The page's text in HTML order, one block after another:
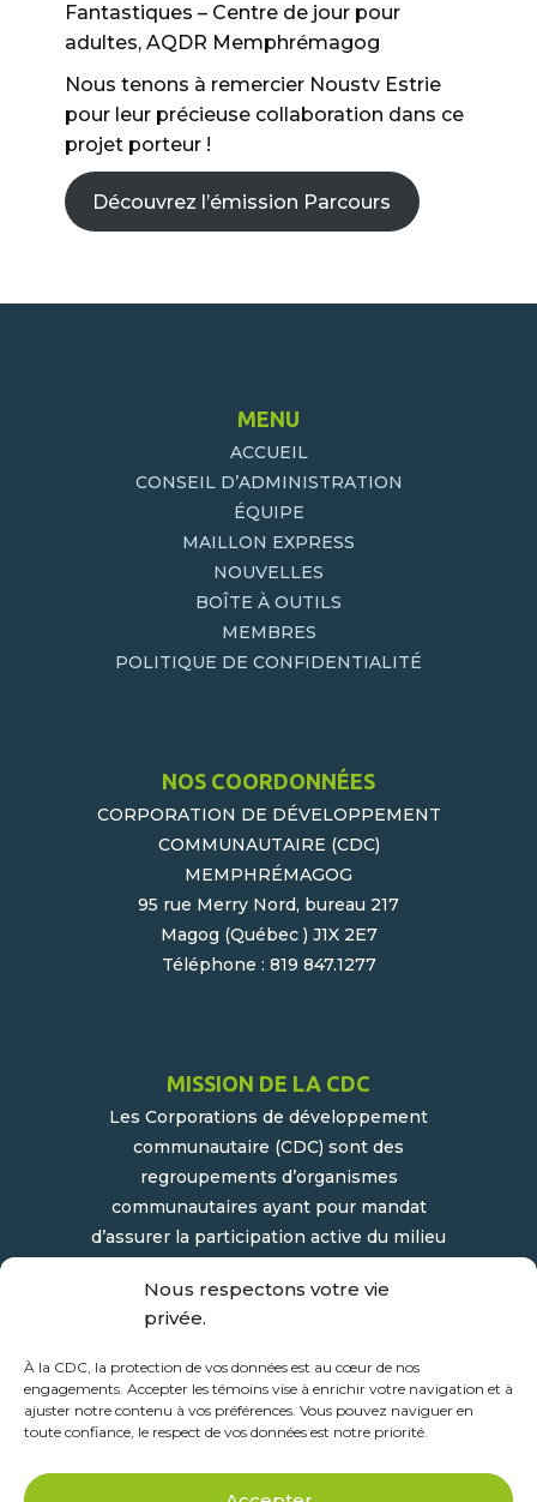
Nous respectons votre vie
privée.
À la CDC, la protection de vos données est au cœur de nos
engagements. Accepter les témoins vise à enrichir votre navigation et à
ajuster notre contenu à vos préférences. Vous pouvez naviguer en
toute confiance, le respect de vos données est notre priorité.
Fantastiques – Centre de jour pour
adultes, AQDR Memphrémagog
Nous tenons à remercier Noustv Estrie
pour leur précieuse collaboration dans ce
projet porteur !
Découvrez l’émission Parcours
MENU
ACCUEIL
CONSEIL D’ADMINISTRATION
ÉQUIPE
MAILLON EXPRESS
NOUVELLES
BOÎTE À OUTILS
MEMBRES
POLITIQUE DE CONFIDENTIALITÉ
NOS COORDONNÉES
CORPORATION DE DÉVELOPPEMENT
COMMUNAUTAIRE (CDC)
MEMPHRÉMAGOG
95 rue Merry Nord, bureau 217
Magog (Québec ) J1X 2E7
Téléphone : 819 847.1277
MISSION DE LA CDC
Les Corporations de développement
communautaire (CDC) sont des
regroupements d’organismes
communautaires ayant pour mandat
d’assurer la participation active du milieu
développement socioéconomique de leur